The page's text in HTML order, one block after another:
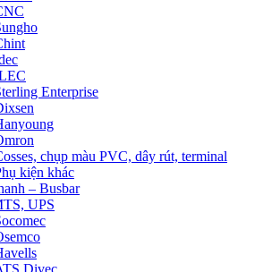
Enterprise
chụp màu PVC, dây rút, terminal
kiện khác
– Busbar
UPS
Divec